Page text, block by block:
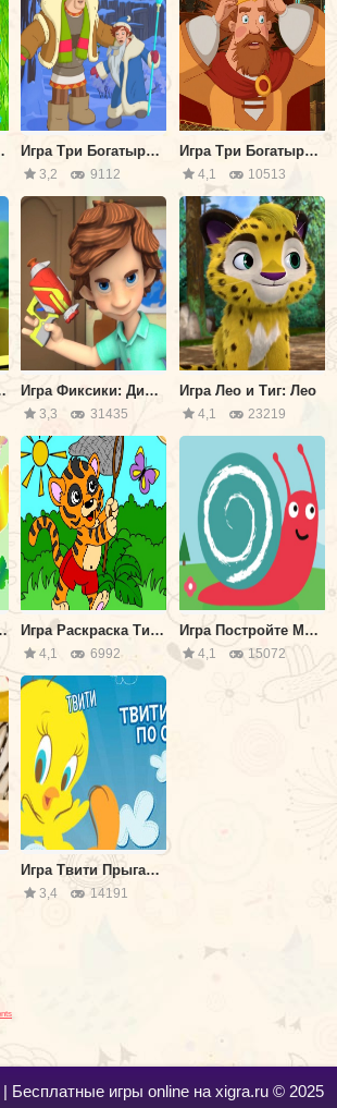
Игра Три Богатыря и Принцесса Египта: Алеша и Дурило
3,2 9112
Игра Три Богатыря и Морской Царь: Князь Киевский
4,1 10513
Игра Фиксики: ДимДимыч с Лазером
3,3 31435
Игра Лео и Тиг: Лео
4,1 23219
Бабочек Игра Раскраска Тигрёнок и Бабочка
4,1 6992
Игра Постройте Меня
4,1 15072
Игра Твити Прыгает по Облакам
3,4 14191
| Бесплатные игры online на xigra.ru © 2025